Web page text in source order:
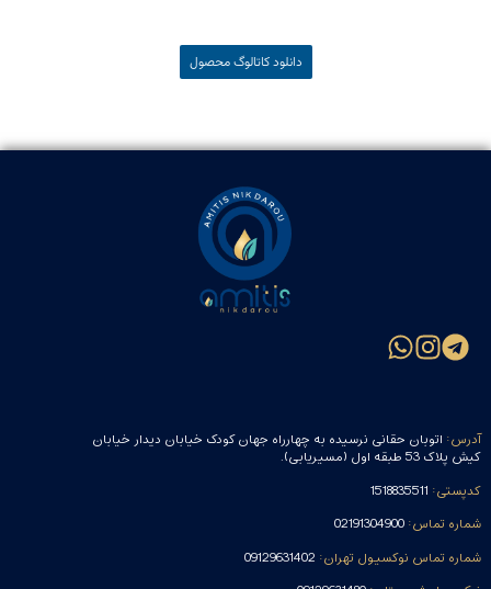
دانلود کاتالوگ محصول
آدرس: اتوبان حقانی نرسیده به چهارراه جهان کودک خیابان دیدار خیابان
کیش پلاک 53 طبقه اول (مسیریابی).
کدپستی: 1518835511
شماره تماس: 02191304900
شماره تماس نوکسیول تهران: 09129631402